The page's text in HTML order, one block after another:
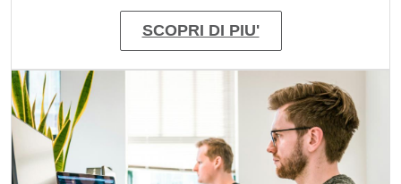
SCOPRI DI PIU'
Immagine